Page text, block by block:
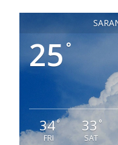
25°
34°
FRI
33 °
SAT